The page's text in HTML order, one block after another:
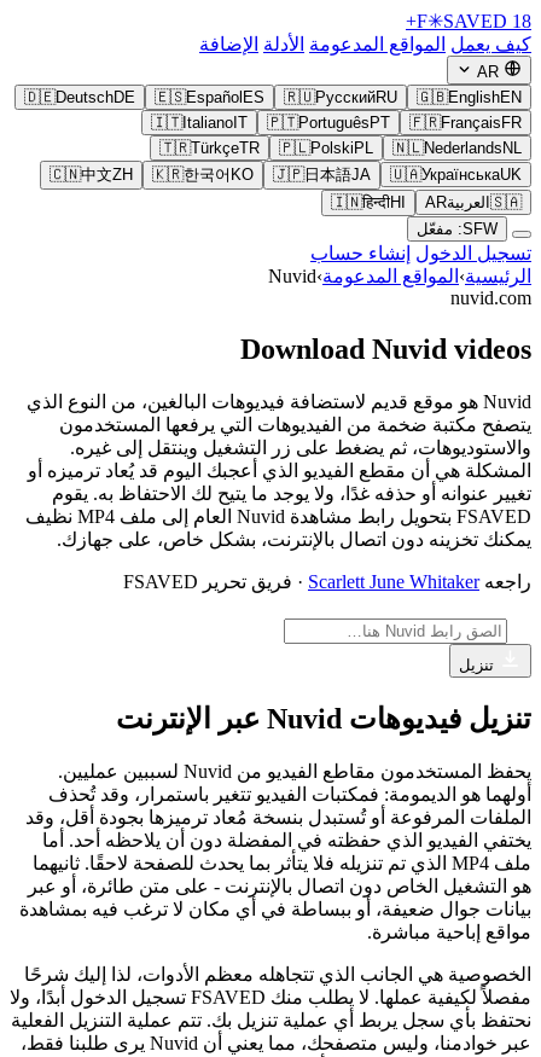
F✳SAVED 18+
كيف يعمل المواقع المدعومة الأدلة الإضافة
AR
🇬🇧EnglishEN
🇷🇺РусскийRU
🇪🇸Español ES
🇩🇪DeutschDE
🇫🇷Français FR
🇵🇹Português PT
🇮🇹Italiano IT
🇳🇱Nederlands NL
🇵🇱Polski PL
🇹🇷TürkçeTR
🇺🇦УкраїнськаUK
🇯🇵日本語JA
🇰🇷한국어 KO
🇨🇳中文ZH
🇸🇦 العربيةAR
🇮🇳हिन्दीHI
SFW: مفعّل
تسجيل الدخول إنشاء حساب
الرئيسية› المواقع المدعومة›
Nuvid
nuvid.com
Download Nuvid videos
Nuvid هو موقع قديم لاستضافة فيديوهات البالغين، من النوع الذي
يتصفح مكتبة ضخمة من الفيديوهات التي يرفعها المستخدمون
والاستوديوهات، ثم يضغط على زر التشغيل وينتقل إلى غيره.
المشكلة هي أن مقطع الفيديو الذي أعجبك اليوم قد يُعاد ترميزه أو
تغيير عنوانه أو حذفه غدًا، ولا يوجد ما يتيح لك الاحتفاظ به. يقوم
FSAVED بتحويل رابط مشاهدة Nuvid العام إلى ملف MP4 نظيف
يمكنك تخزينه دون اتصال بالإنترنت، بشكل خاص، على جهازك.
راجعهScarlett June Whitaker · فريق تحرير FSAVED
تنزيل
تنزيل فيديوهات Nuvid عبر الإنترنت
يحفظ المستخدمون مقاطع الفيديو من Nuvid لسببين عمليين.
أولهما هو الديمومة: فمكتبات الفيديو تتغير باستمرار، وقد تُحذف
الملفات المرفوعة أو تُستبدل بنسخة مُعاد ترميزها بجودة أقل، وقد
يختفي الفيديو الذي حفظته في المفضلة دون أن يلاحظه أحد. أما
ملف MP4 الذي تم تنزيله فلا يتأثر بما يحدث للصفحة لاحقًا. ثانيهما
هو التشغيل الخاص دون اتصال بالإنترنت - على متن طائرة، أو عبر
بيانات جوال ضعيفة، أو ببساطة في أي مكان لا ترغب فيه بمشاهدة
مواقع إباحية مباشرة.
الخصوصية هي الجانب الذي تتجاهله معظم الأدوات، لذا إليك شرحًا
مفصلاً لكيفية عملها. لا يطلب منك FSAVED تسجيل الدخول أبدًا، ولا
نحتفظ بأي سجل يربط أي عملية تنزيل بك. تتم عملية التنزيل الفعلية
عبر خوادمنا، وليس متصفحك، مما يعني أن Nuvid يرى طلبنا فقط،